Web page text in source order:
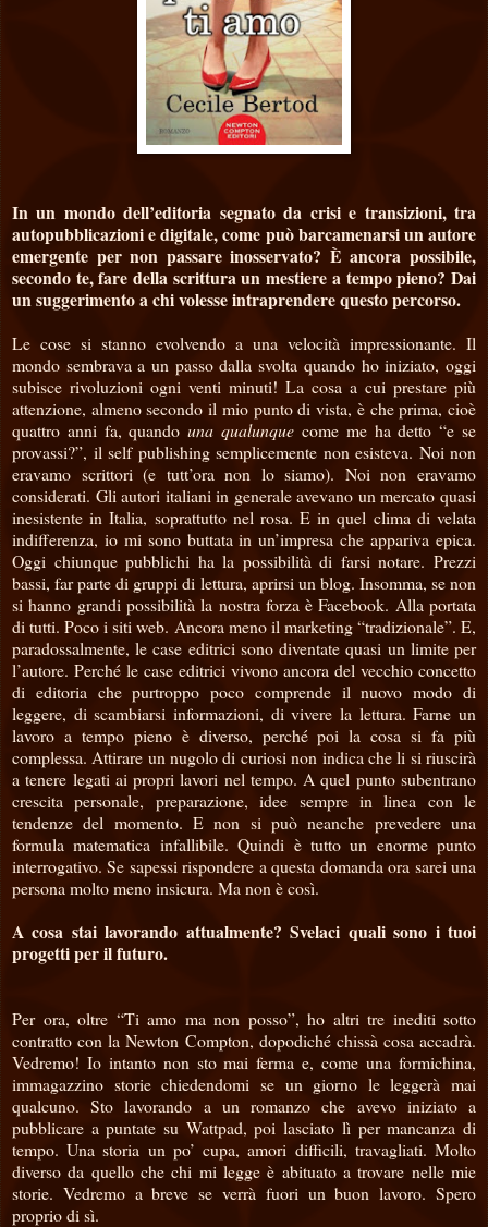
In un mondo dell’editoria segnato da crisi e transizioni, tra
autopubblicazioni e digitale, come può barcamenarsi un autore
emergente per non passare inosservato? È ancora possibile,
secondo te, fare della scrittura un mestiere a tempo pieno? Dai
un suggerimento a chi volesse intraprendere questo percorso.
Le cose si stanno evolvendo a una velocità impressionante. Il
mondo sembrava a un passo dalla svolta quando ho iniziato, oggi
subisce rivoluzioni ogni venti minuti! La cosa a cui prestare più
attenzione, almeno secondo il mio punto di vista, è che prima, cioè
quattro anni fa, quandouna qualunque come me ha detto “e se
provassi?”, il self publishing semplicemente non esisteva. Noi non
eravamo scrittori (e tutt’ora non lo siamo). Noi non eravamo
considerati. Gli autori italiani in generale avevano un mercato quasi
inesistente in Italia, soprattutto nel rosa. E in quel clima di velata
indifferenza, io mi sono buttata in un’impresa che appariva epica.
Oggi chiunque pubblichi ha la possibilità di farsi notare. Prezzi
bassi, far parte di gruppi di lettura, aprirsi un blog. Insomma, se non
si hanno grandi possibilità la nostra forza è Facebook. Alla portata
di tutti. Poco i siti web. Ancora meno il marketing “tradizionale”. E,
paradossalmente, le case editrici sono diventate quasi un limite per
l’autore. Perché le case editrici vivono ancora del vecchio concetto
di editoria che purtroppo poco comprende il nuovo modo di
leggere, di scambiarsi informazioni, di vivere la lettura. Farne un
lavoro a tempo pieno è diverso, perché poi la cosa si fa più
complessa. Attirare un nugolo di curiosi non indica che li si riuscirà
a tenere legati ai propri lavori nel tempo. A quel punto subentrano
crescita personale, preparazione, idee sempre in linea con le
tendenze del momento. E non si può neanche prevedere una
formula matematica infallibile. Quindi è tutto un enorme punto
interrogativo. Se sapessi rispondere a questa domanda ora sarei una
persona molto meno insicura. Ma non è così.
A cosa stai lavorando attualmente? Svelaci quali sono i tuoi
progetti per il futuro.
Per ora, oltre “Ti amo ma non posso”, ho altri tre inediti sotto
contratto con la Newton Compton, dopodiché chissà cosa accadrà.
Vedremo! Io intanto non sto mai ferma e, come una formichina,
immagazzino storie chiedendomi se un giorno le leggerà mai
qualcuno. Sto lavorando a un romanzo che avevo iniziato a
pubblicare a puntate su Wattpad, poi lasciato lì per mancanza di
tempo. Una storia un po’ cupa, amori difficili, travagliati. Molto
diverso da quello che chi mi legge è abituato a trovare nelle mie
storie. Vedremo a breve se verrà fuori un buon lavoro. Spero
proprio di sì.